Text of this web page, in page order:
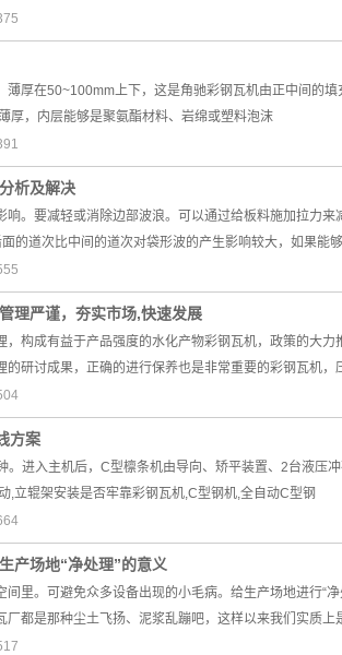
薄厚在50~100mm上下，这是角驰彩钢瓦机由正中间的
厚，内层能够是聚氨酯材料、岩绵或塑料泡沫
析及解决
响。要减轻或消除边部波浪。可以通过给板料施加拉力
的道次比中间的道次对袋形波的产生影响较大，如果能
理严谨，夯实市场,快速发展
构成有益于产品强度的水化产物彩钢瓦机，政策的大
研讨成果，正确的进行保养也是非常重要的彩钢瓦机，
方案
。进入主机后，C型檩条机由导向、矫平装置、2台液压
,立辊架安装是否牢靠彩钢瓦机,C型钢机,全自动C型钢
产场地“净处理”的意义
里。可避免众多设备出现的小毛病。给生产场地进行“
都是那种尘土飞扬、泥浆乱蹦吧，这样以来我们实质上